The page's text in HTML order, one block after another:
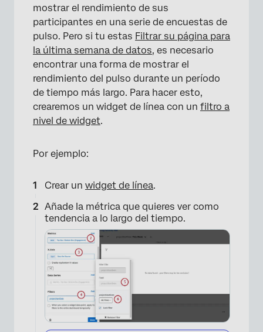
×
mostrar el rendimiento de sus
participantes en una serie de encuestas de
pulso. Pero si tu estas Filtrar su página para
la última semana de datos, es necesario
encontrar una forma de mostrar el
rendimiento del pulso durante un período
de tiempo más largo. Para hacer esto,
crearemos un widget de línea con un filtro a
nivel de widget.
Por ejemplo:
Crear un widget de línea.
Añade la métrica que quieres ver como
tendencia a lo largo del tiempo.